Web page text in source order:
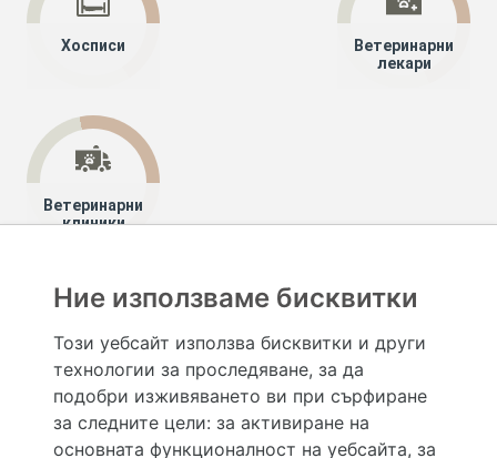
Хосписи
Ветеринарни
лекари
Ветеринарни
клиники
Специалисти
Hapche.bg НЕ е медицински, зравен или сроден специалист и НЕ дава медицински
консултации и здравни съвети. Hapche.bg НЕ се явява медицинска услуга и НЕ
осигурява диагноза и лечение. Hapche.bg НЕ препоръчва медицински и други здравни и
сродни специалисти и заведения. Hapche.bg НЕ търгува с лекарствени продукти и
хранителни добавки. Информацията, публикувана в Hapche.bg, е предназначена да служи
само и единствено за справочни цели. Същата се предоставя без всякаква гаранция за
Ние използваме бисквитки
Този уебсайт използва бисквитки и други
технологии за проследяване, за да
подобри изживяването ви при сърфиране
за следните цели: за активиране на
основната функционалност на уебсайта, за